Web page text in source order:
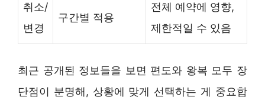
취소/
변경
구간별 적용
전체 예약에 영향,
제한적일 수 있음
최근 공개된 정보들을 보면 편도와 왕복 모두 장
단점이 분명해, 상황에 맞게 선택하는 게 중요합